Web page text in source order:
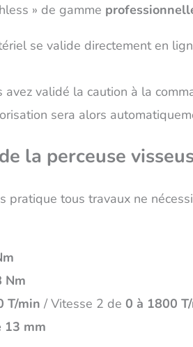
» de gamme
se valide directement en
avez validé la caution à la
sera alors
la perceuse
pratique tous travaux ne
Nm
T/min / Vitesse 2 de 0 à 1800
13 mm